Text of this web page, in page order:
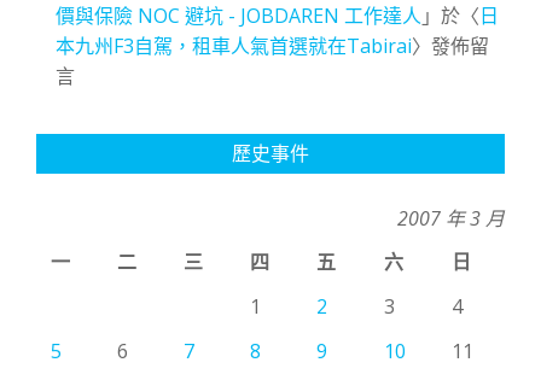
價與保險 NOC 避坑 - JOBDAREN 工作達人 」於〈日
本九州F3自駕，租車人氣首選就在Tabirai〉發佈留
言
歷史事件
2007 年 3 月
一
二 三 四 五 六
日
1
2 3
4
5
6 7 8 9 10
11